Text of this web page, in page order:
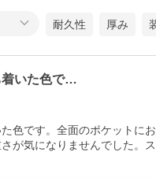
耐久性 厚み
着いた色で…
色です。全面のポケットに
が気になりませんでした。